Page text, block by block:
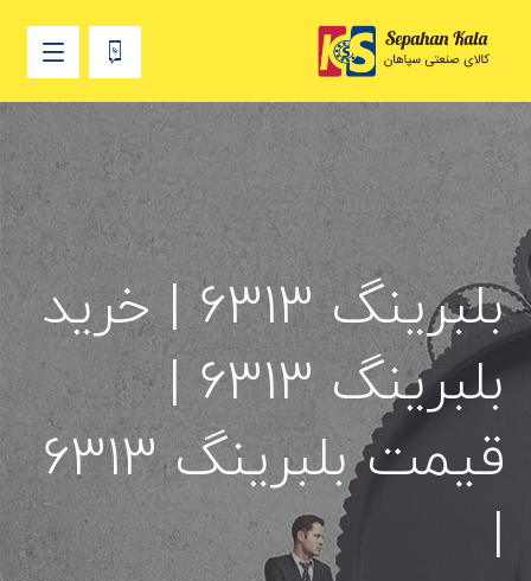
بلبرینگ 6313 | خرید
بلبرینگ 6313 |
قیمت بلبرینگ 6313
|